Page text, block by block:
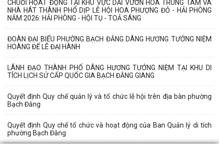
CHUỖI HỌAT ĐỘNG TẠI KHU VỰC DẢI VƯỜN HOA TRUNG TÂM VÀ
NHÀ HÁT THÀNH PHỐ DỊP LỄ HỘI HOA PHƯỢNG ĐỎ - HẢI PHÒNG
NĂM 2026: HẢI PHÒNG - HỘI TỤ - TOẢ SÁNG
ĐOÀN ĐẠI BIỂU PHƯỜNG BẠCH ĐẰNG DÂNG HƯƠNG TƯỞNG NIỆM
HOÀNG ĐẾ LÊ ĐẠI HÀNH
LÃNH ĐẠO THÀNH PHỐ DÂNG HƯƠNG TƯỞNG NIỆM TẠI KHU DI
TÍCH LỊCH SỬ CẤP QUỐC GIA BẠCH ĐẰNG GIANG
Quyết định Quy chế quản lý và tổ chức lễ hội trên địa bàn phường
Bạch Đằng
Quyết định Quy chế tổ chức và hoạt động của Ban Quản lý di tích
phường Bạch Đằng